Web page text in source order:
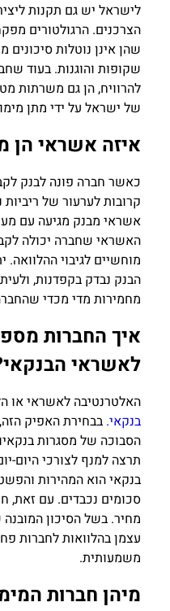
לישראל יש גם תקנות
הצרכנים. הרגולטורים
שהן אינן נוטלות
שקופות והוגנות. בעוד
להרוויח, הן גם משרתות
של ישראל על ידי מתן
איזה אשראי הן
כאשר חברה פונה לבנק
קרובות לערעור של
אשראי מבנק מגיעה עם
האשראי שחברה יכולה
מוחשיים לגיבוי
הבנק נבדק בקפדנות,
מחמירות מדי מכדי
איך החברות
לאשראי
האלטרנטיבה לאשראי או
בנקאי. בבחירת האפיק
הסבוכה של מסגרות
תרצה למנף לצורכי היום-
בנקאי הוא המהירות
סכומים נכבדים. עם זאת,
מחיר. בשל הסיכון
עצמן בהלוואות לחברות
משמעותית.
מיהן חברות